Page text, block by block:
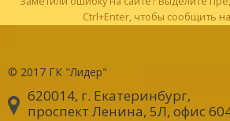
Ctrl+Enter, чтобы сообщить
© 2017 ГК "Лидер"
620014, г. Екатеринбург,
проспект Ленина, 5Л, офис